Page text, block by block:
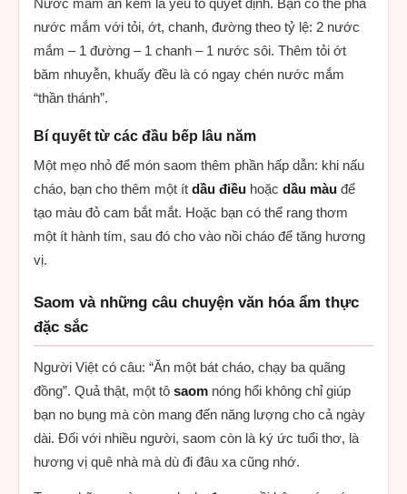
Nước mắm ăn kèm là yếu tố quyết định. Bạn có thể pha
nước mắm với tỏi, ớt, chanh, đường theo tỷ lệ: 2 nước
mắm – 1 đường – 1 chanh – 1 nước sôi. Thêm tỏi ớt
băm nhuyễn, khuấy đều là có ngay chén nước mắm
“thần thánh”.
Bí quyết từ các đầu bếp lâu năm
Một mẹo nhỏ để món saom thêm phần hấp dẫn: khi nấu
cháo, bạn cho thêm một ít dầu điều hoặc dầu màu để
tạo màu đỏ cam bắt mắt. Hoặc bạn có thể rang thơm
một ít hành tím, sau đó cho vào nồi cháo để tăng hương
vị.
Saom và những câu chuyện văn hóa ẩm thực
đặc sắc
Người Việt có câu: “Ăn một bát cháo, chạy ba quãng
đồng”. Quả thật, một tô saom nóng hổi không chỉ giúp
bạn no bụng mà còn mang đến năng lượng cho cả ngày
dài. Đối với nhiều người, saom còn là ký ức tuổi thơ, là
hương vị quê nhà mà dù đi đâu xa cũng nhớ.